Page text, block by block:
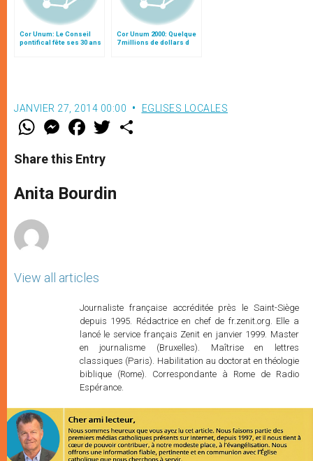
Cor Unum: Le Conseil
pontifical fête ses 30 ans
Cor Unum 2000: Quelque
7 millions de dollars d
JANVIER 27, 2014 00:00 EGLISES LOCALES
W
t
s
p
p
M
e
s
e
g
e
F
a
e
b
o
k
w
r
Share this Entry
Anita Bourdin
View all articles
Journaliste française accréditée près le Saint-Siège
depuis 1995. Rédactrice en chef de fr.zenit.org. Elle a
lancé le service français Zenit en janvier 1999. Master
en journalisme (Bruxelles). Maîtrise en lettres
classiques (Paris). Habilitation au doctorat en théologie
biblique (Rome). Correspondante à Rome de Radio
Espérance.